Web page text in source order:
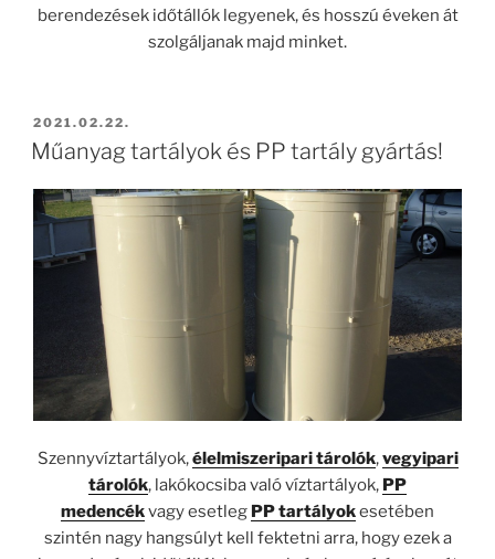
berendezések időtállók legyenek, és hosszú éveken át
szolgáljanak majd minket.
BEKÜLDVE:
2021.02.22.
Műanyag tartályok és PP tartály gyártás!
Szennyvíztartályok,élelmiszeripari tárolók,vegyipari
tárolók, lakókocsiba való víztartályok, PP
medencékvagy esetleg PP tartályokesetében
szintén nagy hangsúlyt kell fektetni arra, hogy ezek a